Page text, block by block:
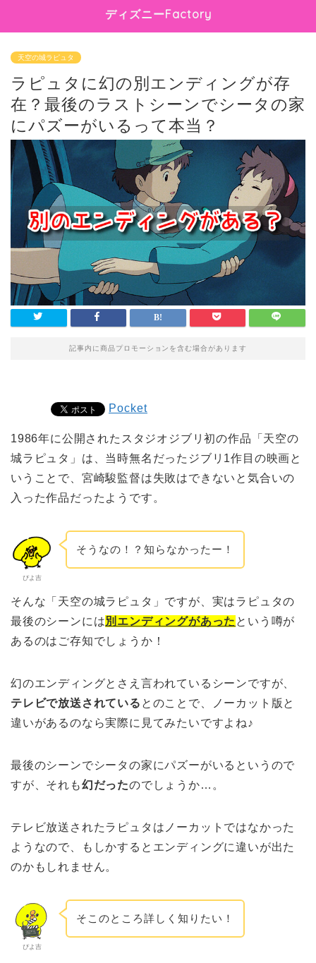
ディズニーFactory
天空の城ラピュタ
ラピュタに幻の別エンディングが存
在？最後のラストシーンでシータの家
にパズーがいるって本当？
記事内に商品プロモーションを含む場合があります
Pocket
1986年に公開されたスタジオジブリ初の作品「天空の
城ラピュタ」は、当時無名だったジブリ1作目の映画と
いうことで、宮崎駿監督は失敗はできないと気合いの
入った作品だったようです。
ぴよ吉
そうなの！？知らなかったー！
そんな「天空の城ラピュタ」ですが、実はラピュタの
最後のシーンには別エンディングがあった という噂が
あるのはご存知でしょうか！
幻のエンディングとさえ言われているシーンですが、
テレビで放送されている とのことで、ノーカット版と
違いがあるのなら実際に見てみたいですよね♪
最後のシーンでシータの家にパズーがいるというので
すが、それも幻だったのでしょうか…。
テレビ放送されたラピュタはノーカットではなかった
ようなので、もしかするとエンディングに違いが出た
のかもしれません。
ぴよ吉
そこのところ詳しく知りたい！